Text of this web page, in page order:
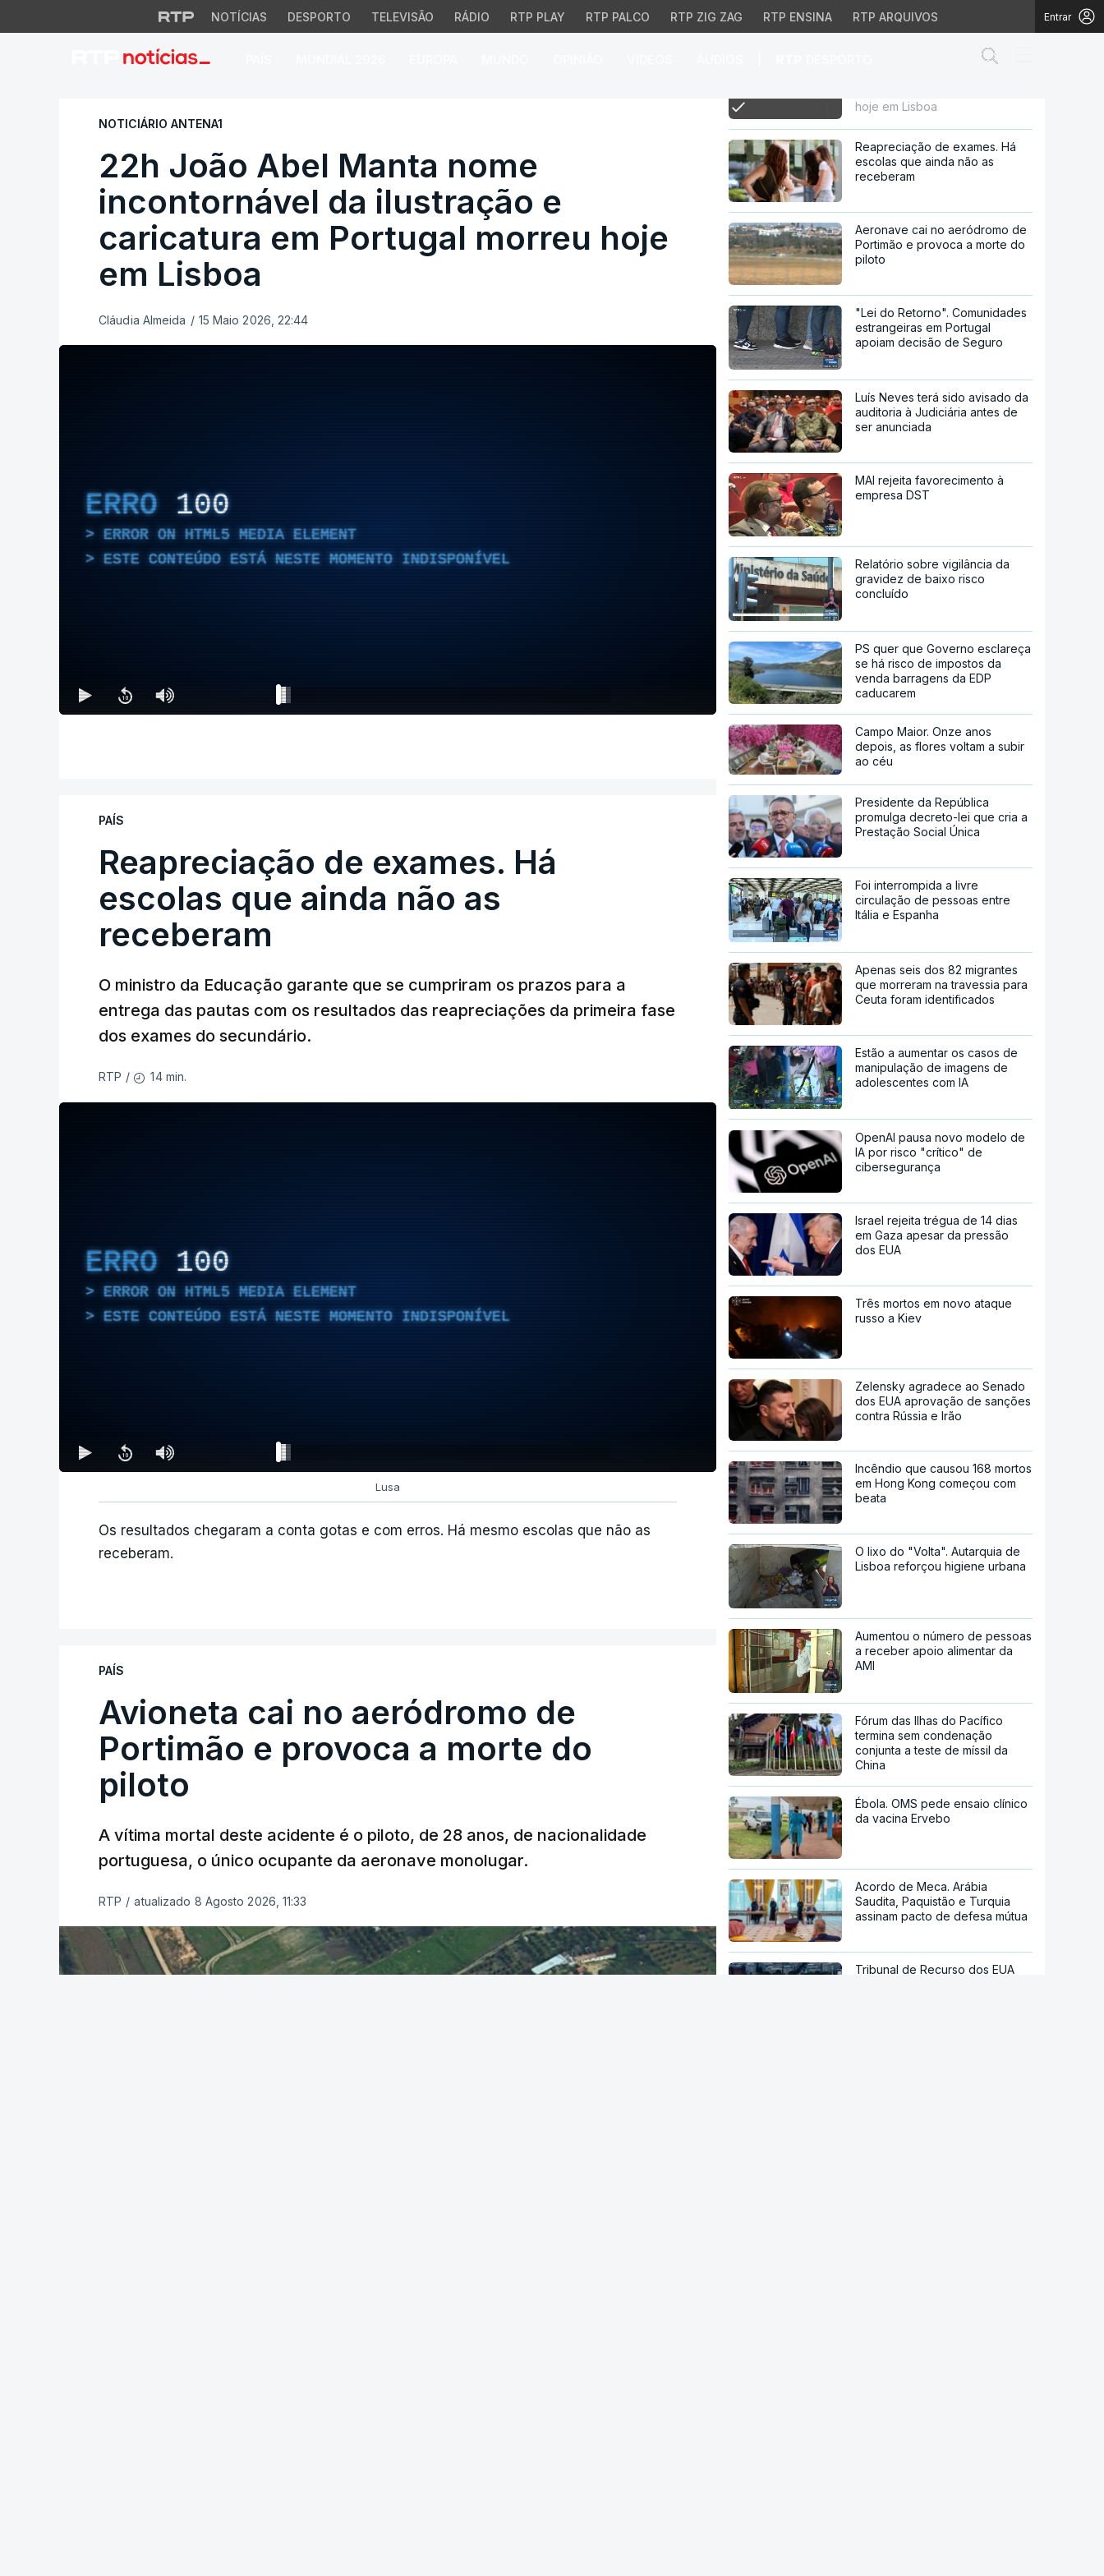
NOTÍCIAS DESPORTO TELEVISÃO RÁDIO RTP PLAY RTP PALCO RTP ZIG ZAG RTP ENSINA RTP ARQUIVOS Entrar
22h João Abel Manta nome incontornável da ilustração e
NOTICIÁRIO ANTENA1
22h João Abel Manta nome
incontornável da ilustração e
caricatura em Portugal morreu hoje
em Lisboa
Cláudia Almeida / 15 Maio 2026, 22:44
ERRO 100
ERROR ON HTML5 MEDIA ELEMENT
ESTE CONTEÚDO ESTÁ NESTE MOMENTO INDISPONÍVEL
PAÍS
Reapreciação de exames. Há
escolas que ainda não as
receberam
O ministro da Educação garante que se cumpriram os prazos para a
entrega das pautas com os resultados das reapreciações da primeira fase
dos exames do secundário.
RTP / 14 min.
ERRO 100
ERROR ON HTML5 MEDIA ELEMENT
ESTE CONTEÚDO ESTÁ NESTE MOMENTO INDISPONÍVEL
Lusa
Os resultados chegaram a conta gotas e com erros. Há mesmo escolas que não as
receberam.
PAÍS
Avioneta cai no aeródromo de
Portimão e provoca a morte do
piloto
A vítima mortal deste acidente é o piloto, de 28 anos, de nacionalidade
portuguesa, o único ocupante da aeronave monolugar.
RTP / atualizado 8 Agosto 2026, 11:33
22h João Abel Manta nome
hoje em Lisboa
Reapreciação de exames. Há
escolas que ainda não as
receberam
Aeronave cai no aeródromo de
Portimão e provoca a morte do
piloto
"Lei do Retorno". Comunidades
estrangeiras em Portugal
apoiam decisão de Seguro
Luís Neves terá sido avisado da
auditoria à Judiciária antes de
ser anunciada
MAI rejeita favorecimento à
empresa DST
Relatório sobre vigilância da
gravidez de baixo risco
concluído
PS quer que Governo esclareça
se há risco de impostos da
venda barragens da EDP
caducarem
Campo Maior. Onze anos
depois, as flores voltam a subir
ao céu
Presidente da República
promulga decreto-lei que cria a
Prestação Social Única
Foi interrompida a livre
circulação de pessoas entre
Itália e Espanha
Apenas seis dos 82 migrantes
que morreram na travessia para
Ceuta foram identificados
Estão a aumentar os casos de
manipulação de imagens de
adolescentes com IA
OpenAI pausa novo modelo de
IA por risco "crítico" de
cibersegurança
Israel rejeita trégua de 14 dias
em Gaza apesar da pressão
dos EUA
Três mortos em novo ataque
russo a Kiev
Zelensky agradece ao Senado
dos EUA aprovação de sanções
contra Rússia e Irão
Incêndio que causou 168 mortos
em Hong Kong começou com
beata
O lixo do "Volta". Autarquia de
Lisboa reforçou higiene urbana
Aumentou o número de pessoas
a receber apoio alimentar da
AMI
Fórum das Ilhas do Pacífico
termina sem condenação
conjunta a teste de míssil da
China
Ébola. OMS pede ensaio clínico
da vacina Ervebo
Acordo de Meca. Arábia
Saudita, Paquistão e Turquia
assinam pacto de defesa mútua
Tribunal de Recurso dos EUA